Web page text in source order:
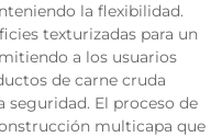
la flexibilidad.
texturizadas para un
a los usuarios
de carne cruda
El proceso de
multicapa que